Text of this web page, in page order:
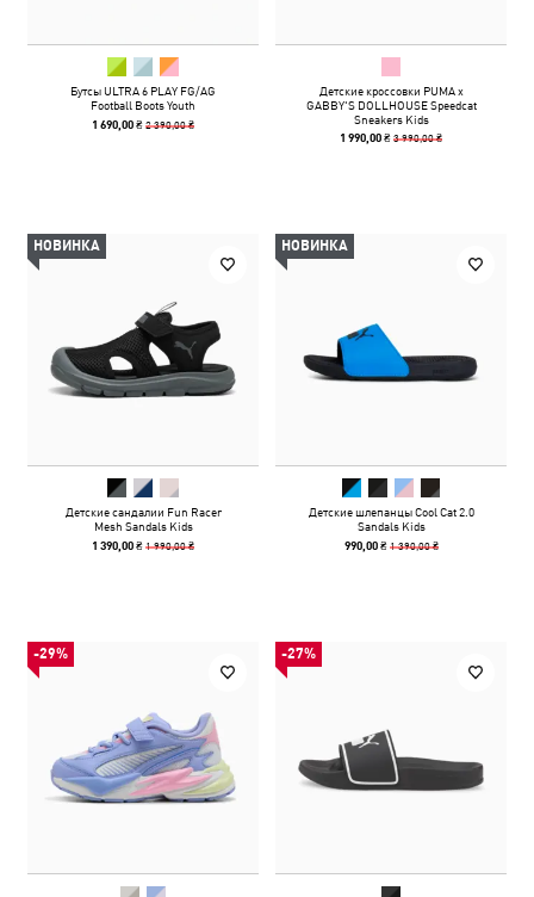
Бутсы ULTRA 6 PLAY FG/AG
Football Boots Youth
1 690,00 ₴2 390,00 ₴
Детские кроссовки PUMA x
GABBY'S DOLLHOUSE Speedcat
Sneakers Kids
1 990,00 ₴3 990,00 ₴
НОВИНКА
Детские сандалии Fun Racer
Mesh Sandals Kids
1 390,00 ₴1 990,00 ₴
НОВИНКА
Детские шлепанцы Cool Cat 2.0
Sandals Kids
990,00 ₴ 1 390,00 ₴
-29% -27%